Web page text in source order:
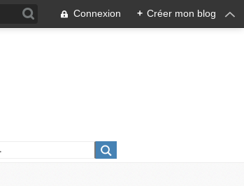
Connexion + Créer mon blog